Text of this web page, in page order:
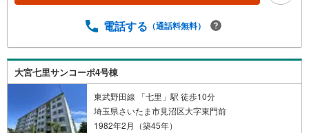
電話する （通話料無料）
大宮七里サンコーポ4号棟
東武野田線 「七里」駅 徒歩10分
埼玉県さいたま市見沼区大字東門前
1982年2月（築45年）